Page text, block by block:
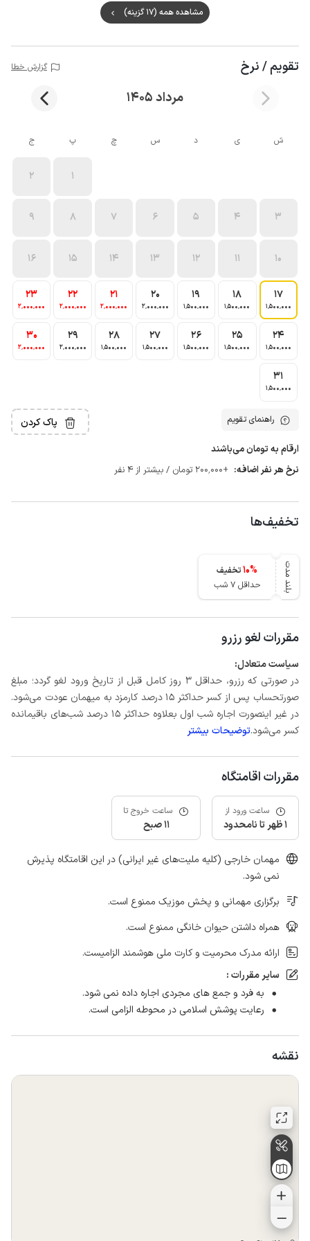
مشاهده همه (17 گزینه)
تقویم / نرخ گزارش خطا
مرداد 1405
ش ی د س چ پ ج
1
2
3
4
5
6
7
8
9
10
11
12
13
14
15
16
17
1٬500٬000
18
1٬500٬000
19
1٬500٬000
20
2٬000٬000
21
2٬000٬000
22
2٬000٬000
23
2٬000٬000
24
1٬500٬000
25
1٬500٬000
26
1٬500٬000
27
1٬500٬000
28
1٬500٬000
29
2٬000٬000
30
2٬000٬000
31
1٬500٬000
راهنمای تقویم پاک کردن
ارقام به تومان می‌باشند
نرخ هر نفر اضافه: +200٬000 تومان / بیشتر از 4 نفر
تخفیف‌ها
بلند مدت 10%
تخفیف
حداقل 7 شب
مقررات لغو رزرو
سیاست متعادل:
در صورتی که رزرو، حداقل 3 روز کامل قبل از تاریخ ورود لغو گردد؛ مبلغ
صورتحساب پس از کسر حداکثر 15 درصد کارمزد به میهمان عودت می‌شود.
در غیر اینصورت اجاره شب اول بعلاوه حداکثر 15 درصد شب‌های باقیمانده
کسر می‌شود.توضیحات بیشتر
مقررات اقامتگاه
ساعت ورود از
1 ظهر تا نامحدود
ساعت خروج تا
11 صبح
مهمان خارجی (کلیه ملیت‌های غیر ایرانی) در این اقامتگاه پذیرش
نمی شود.
برگزاری مهمانی و پخش موزیک ممنوع است.
همراه داشتن حیوان خانگی ممنوع است.
ارائه مدرک محرمیت و کارت ملی هوشمند الزامیست.
سایر مقررات :
به فرد و جمع های مجردی اجاره داده نمی شود.
رعایت پوشش اسلامی در محوطه الزامی است.
نقشه